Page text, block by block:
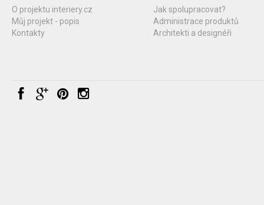
O projektu interiery.cz
Můj projekt - popis
Kontakty
Jak spolupracovat?
Administrace produktů
Architekti a designéři